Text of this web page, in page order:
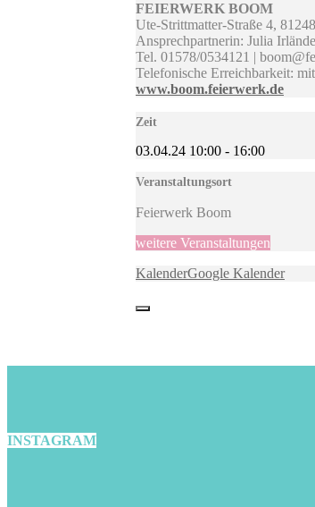
FEIERWERK BOOM
Ute-Strittmatter-Straße 4,
Ansprechpartnerin: Julia
Tel. 01578/0534121 |
Telefonische Erreichbarkeit:
www.boom.feierwerk.de
Zeit
03.04.24 10:00 - 16:00
Veranstaltungsort
Feierwerk Boom
weitere Veranstaltungen
KalenderGoogle Kalender
INSTAGRAM